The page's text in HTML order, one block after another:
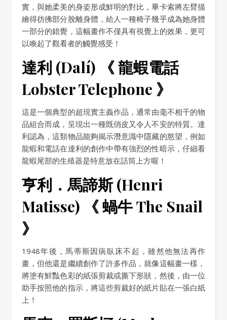
實，與她柔美的身姿形成鮮明的對比，畢卡索將左臂描
繪得彷彿部分脫離身體，給人一種椅子幾乎成為她身體
一部分的錯覺，這幅畫作不僅具有視覺上的效果，更可
以喚起了觀看者的觸覺感受！
達利 (Dalí) 《 龍蝦電話
Lobster Telephone 》
這是一個典型的超現實主義作品，通常由毫不相干的物
品組合而成，呈現出一種既俏皮又令人不安的特質。達
利認為，這類物品能夠揭示潛意識中隱藏的慾望，例如
龍蝦和電話在達利的創作中帶有強烈的性暗示，仔細看
龍蝦尾部的生殖器是特意放在話筒上方喔！
亨利．馬諦斯 (Henri
Matisse) 《 蝸牛 The Snail
》
1948年後，馬蒂斯因病臥床不起，雖然他無法再作
畫，但他還是繼續創作了許多作品，就像這幅畫一樣，
將塗有鮮豔色彩的紙張剪裁或撕下形狀，然後，由一位
助手按照他的指示，將這些剪裁好的紙片貼在一張白紙
上！